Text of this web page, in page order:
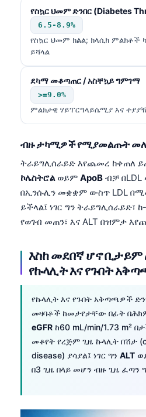
የስኳር ህመም ድንበር (Diabetes
6.5-8.9%
የስኳር ህመም ክልል; ክላሲክ ምልክቶች
ይሻላል
ደካማ መቆጣጠር / አስቸኳይ ግምገማ
>=9.0%
ምልክታዊ ሃይፐርግላይሴሚያ እና
ብዙ ታካሚዎች የሚያመልጡት
ትራይግሊሰራይድ እየጨመረ ከቀጠለ
ኮሌስትሮል ወይም ApoB ብቻ
በኢንሱሊን መቋቋም ውስጥ LDL
ይችላል፤ ነገር ግን ትራይግሊሰራይድ፣
የወገብ መጠን፣ እና ALT በዝምታ
እስከ መደበኛ ሆኖ
የኩላሊት እና የጉበት
የኩላሊት እና የጉበት አቅጣጫዎች
መዛባቶች ከመታየታቸው በፊት
eGFR ከ60 mL/min/1.73 m²
መቆየት የረጅም ጊዜ ኩላሊት በሽታ
disease) ያሳያል፤ ነገር ግን ALT
በ3 ጊዜ በላይ መሆን ብዙ ጊዜ ፈጣን